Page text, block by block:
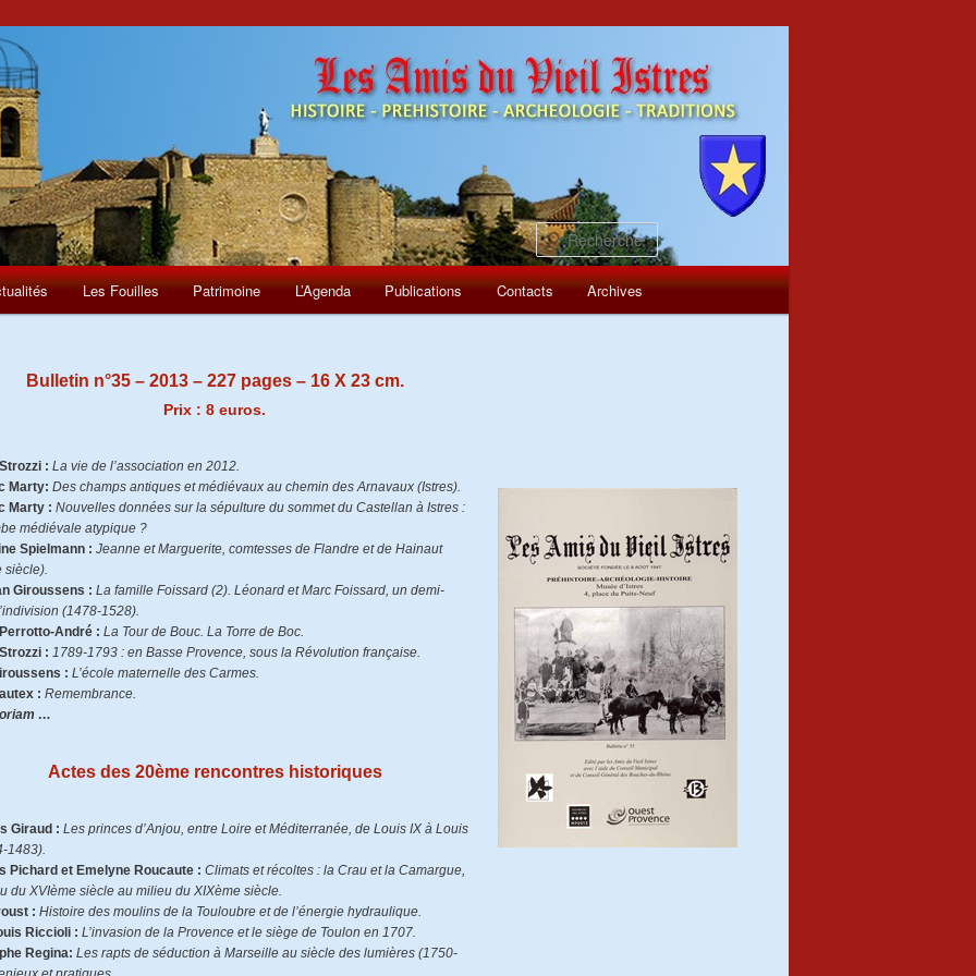
Recherche
Les Fouilles Patrimoine L’Agenda Publications Contacts Archives
Bulletin n°35 – 2013 – 227 pages – 16 X 23 cm.
Prix : 8 euros.
: La vie de l’association en 2012.
Marty: Des champs antiques et médiévaux au chemin des Arnavaux (Istres).
Marty : Nouvelles données sur la sépulture du sommet du Castellan à Istres :
médiévale atypique ?
Spielmann : Jeanne et Marguerite, comtesses de Flandre et de Hainaut
siècle).
Giroussens : La famille Foissard (2). Léonard et Marc Foissard, un demi-
(1478-1528).
André : La Tour de Bouc. La Torre de Boc.
: 1789-1793 : en Basse Provence, sous la Révolution française.
: L’école maternelle des Carmes.
: Remembrance.
…
Actes des 20ème rencontres historiques
Giraud : Les princes d’Anjou, entre Loire et Méditerranée, de Louis IX à Louis
1483).
Pichard et Emelyne Roucaute : Climats et récoltes : la Crau et la Camargue,
du XVIème siècle au milieu du XIXème siècle.
: Histoire des moulins de la Touloubre et de l’énergie hydraulique.
Riccioli : L’invasion de la Provence et le siège de Toulon en 1707.
Regina: Les rapts de séduction à Marseille au siècle des lumières (1750-